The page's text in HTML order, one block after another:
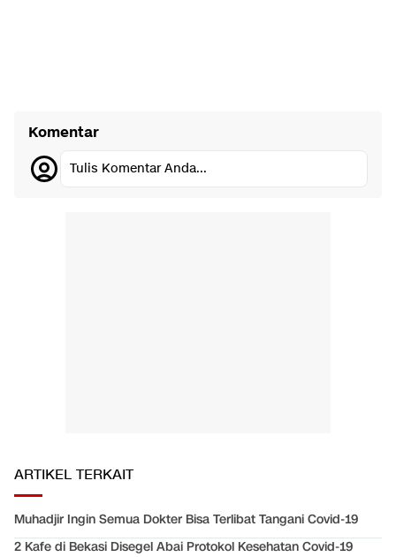
Komentar
Tulis Komentar Anda...
ARTIKEL TERKAIT
Muhadjir Ingin Semua Dokter Bisa Terlibat Tangani Covid-19
2 Kafe di Bekasi Disegel Abai Protokol Kesehatan Covid-19